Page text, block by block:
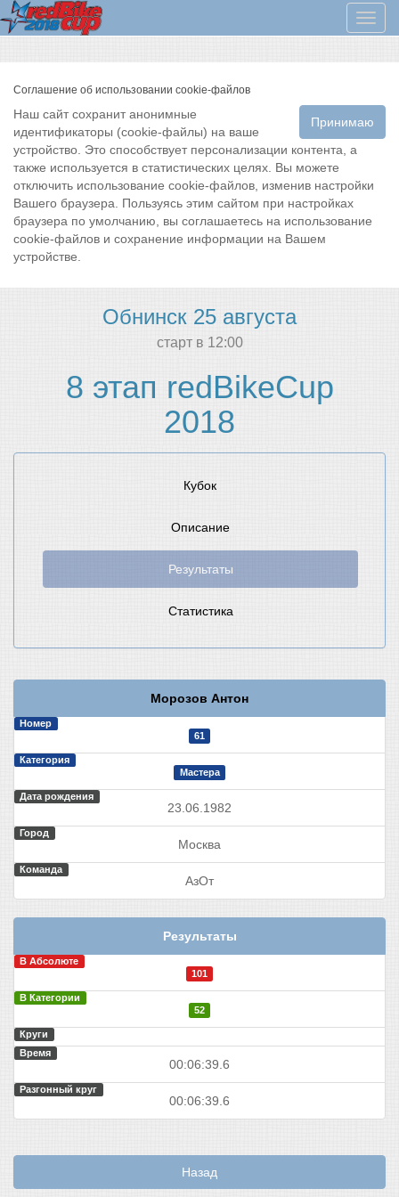
Меню
Соглашение об использовании cookie-файлов
Принимаю
Наш сайт сохранит анонимные
идентификаторы (cookie-файлы) на ваше
устройство. Это способствует персонализации контента, а
также используется в статистических целях. Вы можете
отключить использование cookie-файлов, изменив настройки
Вашего браузера. Пользуясь этим сайтом при настройках
браузера по умолчанию, вы соглашаетесь на использование
cookie-файлов и сохранение информации на Вашем
устройстве.
Обнинск 25 августа
cтарт в 12:00
8 этап redBikeCup
2018
Кубок
Описание
Результаты
Статистика
Морозов Антон
Номер
61
Категория
Мастера
Дата рождения
23.06.1982
Город
Москва
Команда
АзОт
Результаты
В Абсолюте
101
В Категории
52
Круги
Время
00:06:39.6
Разгонный круг
00:06:39.6
Назад